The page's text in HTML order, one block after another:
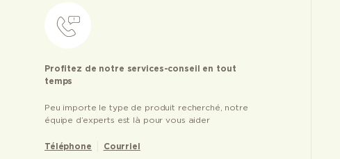
Profitez de notre services-conseil en tout
temps
Peu importe le type de produit recherché, notre
équipe d’experts est là pour vous aider
Téléphone Courriel